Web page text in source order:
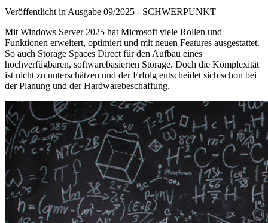
Veröffentlicht in Ausgabe 09/2025 - SCHWERPUNKT
Mit Windows Server 2025 hat Microsoft viele Rollen und
Funktionen erweitert, optimiert und mit neuen Features ausgestattet.
So auch Storage Spaces Direct für den Aufbau eines
hochverfügbaren, softwarebasierten Storage. Doch die Komplexität
ist nicht zu unterschätzen und der Erfolg entscheidet sich schon bei
der Planung und der Hardwarebeschaffung.